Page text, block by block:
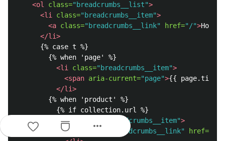
<ol
class="breadcrumbs__list">
<li
class="breadcrumbs__item">
<a class="breadcrumbs__link" href="/">Home
</li>
      {% case t %}
        {% when 'page' %}
<li
class="breadcrumbs__item">
<span aria-current="page">{{ page.title
</li>
        {% when 'product' %}
          {% if collection.url %}
<li
"breadcrumbs__item">
"breadcrumbs__link" href=
more_horiz